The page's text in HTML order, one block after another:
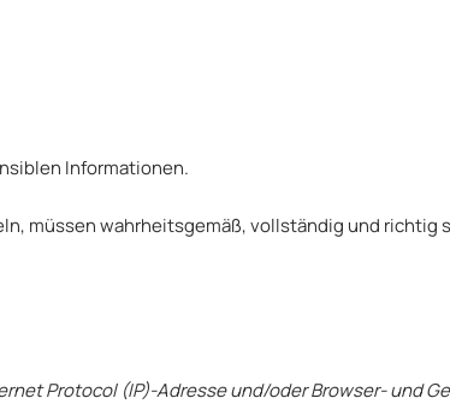
Informationen.
müssen wahrheitsgemäß, vollständig und richtig
Protocol (IP)-Adresse und/oder Browser- und